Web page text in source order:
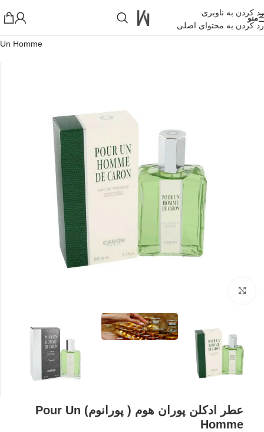
رد کردن به ناوبری
رد کردن به محتوای اصلی
منو
خانه » فروشگاه اینترنتی واکارنا
Un Homme
عطر ادکلن پوران هوم ( پورانوم) Pour Un
Homme